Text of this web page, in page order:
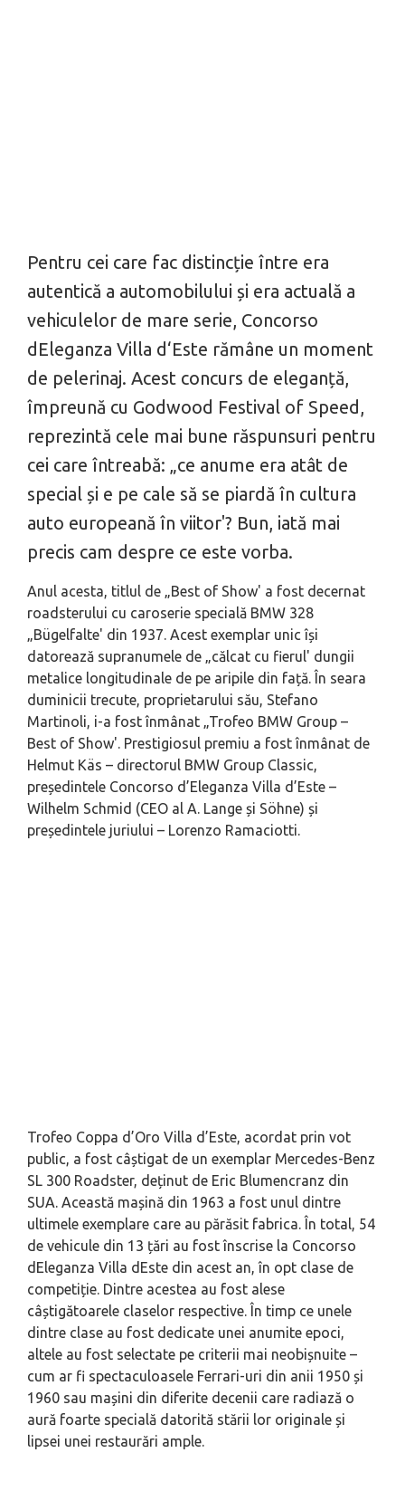
Pentru cei care fac distincție între era
autentică a automobilului și era actuală a
vehiculelor de mare serie, Concorso
dEleganza Villa d‘Este rămâne un moment
de pelerinaj. Acest concurs de eleganță,
împreună cu Godwood Festival of Speed,
reprezintă cele mai bune răspunsuri pentru
cei care întreabă: „ce anume era atât de
special și e pe cale să se piardă în cultura
auto europeană în viitor'? Bun, iată mai
precis cam despre ce este vorba.
Anul acesta, titlul de „Best of Show' a fost decernat
roadsterului cu caroserie specială BMW 328
„Bügelfalte' din 1937. Acest exemplar unic își
datorează supranumele de „călcat cu fierul' dungii
metalice longitudinale de pe aripile din față. În seara
duminicii trecute, proprietarului său, Stefano
Martinoli, i-a fost înmânat „Trofeo BMW Group –
Best of Show'. Prestigiosul premiu a fost înmânat de
Helmut Käs – directorul BMW Group Classic,
președintele Concorso d’Eleganza Villa d’Este –
Wilhelm Schmid (CEO al A. Lange și Söhne) și
președintele juriului – Lorenzo Ramaciotti.
Trofeo Coppa d’Oro Villa d’Este, acordat prin vot
public, a fost câștigat de un exemplar Mercedes-Benz
SL 300 Roadster, deținut de Eric Blumencranz din
SUA. Această mașină din 1963 a fost unul dintre
ultimele exemplare care au părăsit fabrica. În total, 54
de vehicule din 13 țări au fost înscrise la Concorso
dEleganza Villa dEste din acest an, în opt clase de
competiție. Dintre acestea au fost alese
câștigătoarele claselor respective. În timp ce unele
dintre clase au fost dedicate unei anumite epoci,
altele au fost selectate pe criterii mai neobișnuite –
cum ar fi spectaculoasele Ferrari-uri din anii 1950 și
1960 sau mașini din diferite decenii care radiază o
aură foarte specială datorită stării lor originale și
lipsei unei restaurări ample.